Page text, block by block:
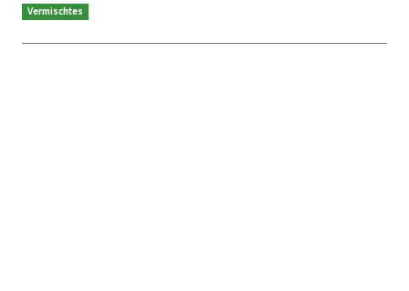
Vermischtes